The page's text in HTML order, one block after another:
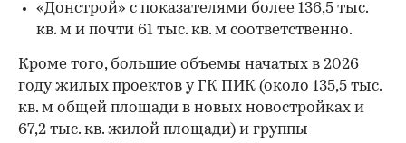
«Донстрой» с показателями более 136,5 тыс.
кв. м и почти 61 тыс. кв. м соответственно.
Кроме того, большие объемы начатых в 2026
году жилых проектов у ГК ПИК (около 135,5 тыс.
кв. м общей площади в новых новостройках и
67,2 тыс. кв. жилой площади) и группы